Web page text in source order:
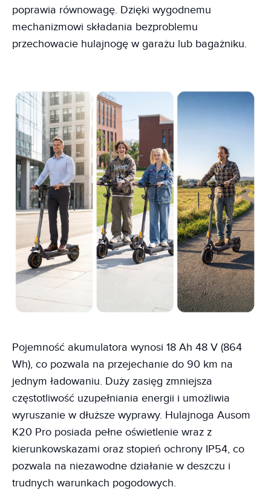
poprawia równowagę. Dzięki wygodnemu
mechanizmowi składania bezproblemu
przechowacie hulajnogę w garażu lub bagażniku.
Pojemność akumulatora wynosi 18 Ah 48 V (864
Wh), co pozwala na przejechanie do 90 km na
jednym ładowaniu. Duży zasięg zmniejsza
częstotliwość uzupełniania energii i umożliwia
wyruszanie w dłuższe wyprawy. Hulajnoga Ausom
K20 Pro posiada pełne oświetlenie wraz z
kierunkowskazami oraz stopień ochrony IP54, co
pozwala na niezawodne działanie w deszczu i
trudnych warunkach pogodowych.